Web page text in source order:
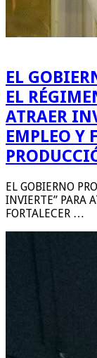
EL
EL
ATRAER
EMPLEO Y
EL GOBIERNO
INVIERTE” PARA
FORTALECER …